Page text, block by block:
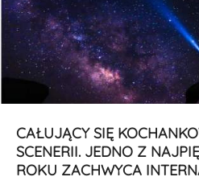
CAŁUJĄCY SIĘ
SCENERII. JEDNO Z
ROKU ZACHWYCA